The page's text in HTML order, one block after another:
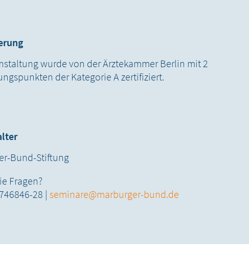
wurde von der Ärztekammer Berlin mit 2
der Kategorie A zertifiziert.
Bund-Stiftung
Fragen?
28 | seminare@marburger-bund.de